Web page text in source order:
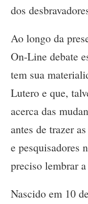
dos
Ao longo da
On-Line debate
tem sua
Lutero e que,
acerca das
antes de trazer
e pesquisadores
preciso lembrar
Nascido em 10